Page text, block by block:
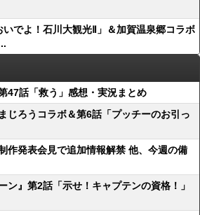
でよ！石川大観光Ⅱ」＆加賀温泉郷コラボ
47話「救う」感想・実況まとめ
じろうコラボ＆第6話「プッチーのお引っ
作発表会見で追加情報解禁 他、今週の備
ン』第2話「示せ！キャプテンの資格！」